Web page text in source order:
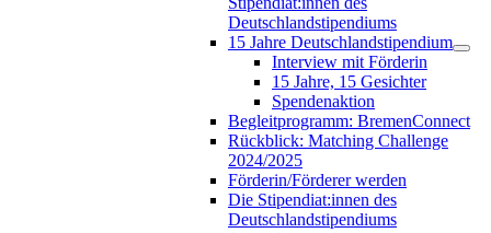
Deutschlandstipendiums
15 Jahre Deutschlandstipendium
Interview mit Förderin
15 Jahre, 15 Gesichter
Spendenaktion
Begleitprogramm: BremenConnect
Rückblick: Matching Challenge
2024/2025
Förderin/Förderer werden
Die Stipendiat:innen des
Deutschlandstipendiums